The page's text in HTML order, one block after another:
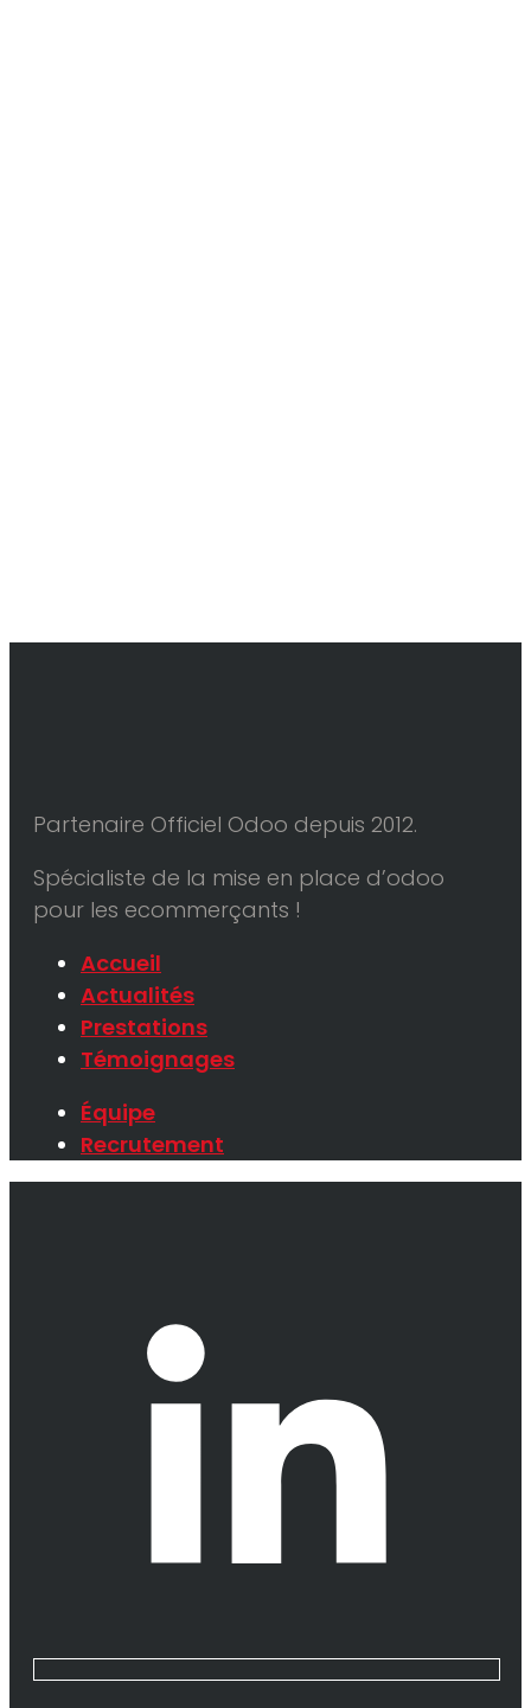
Partenaire Officiel Odoo depuis 2012.
Spécialiste de la mise en place d’odoo
pour les ecommerçants !
Accueil
Actualités
Prestations
Témoignages
Équipe
Recrutement